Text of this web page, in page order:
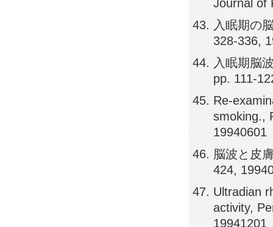
Journal of
入眠期の
328-336,
入眠期脳
pp. 111-
Re-
smoking.,
19940601
脳波と皮
424,
Ultradian
activity,
19941201